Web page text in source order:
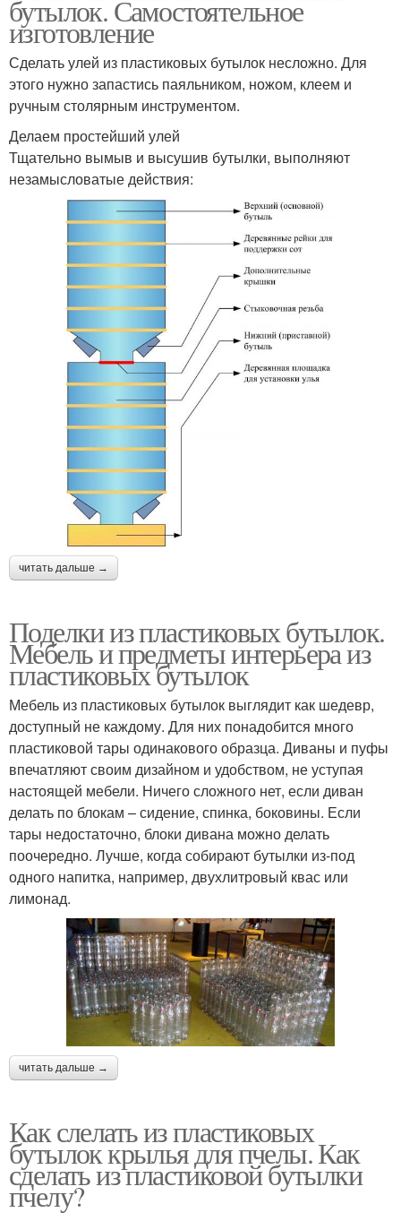
бутылок. Самостоятельное
изготовление
Сделать улей из пластиковых бутылок несложно. Для
этого нужно запастись паяльником, ножом, клеем и
ручным столярным инструментом.
Делаем простейший улей
Тщательно вымыв и высушив бутылки, выполняют
незамысловатые действия:
читать дальше →
Поделки из пластиковых бутылок.
Мебель и предметы интерьера из
пластиковых бутылок
Мебель из пластиковых бутылок выглядит как шедевр,
доступный не каждому. Для них понадобится много
пластиковой тары одинакового образца. Диваны и пуфы
впечатляют своим дизайном и удобством, не уступая
настоящей мебели. Ничего сложного нет, если диван
делать по блокам – сидение, спинка, боковины. Если
тары недостаточно, блоки дивана можно делать
поочередно. Лучше, когда собирают бутылки из-под
одного напитка, например, двухлитровый квас или
лимонад.
читать дальше →
Как слелать из пластиковых
бутылок крылья для пчелы. Как
сделать из пластиковой бутылки
пчелу?